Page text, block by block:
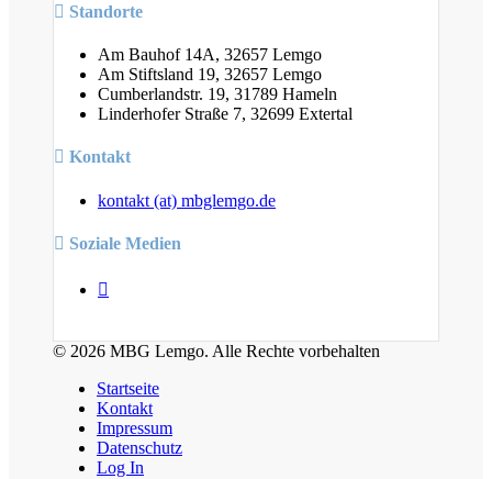
Standorte
Am Bauhof 14A, 32657 Lemgo
Am Stiftsland 19, 32657 Lemgo
Cumberlandstr. 19, 31789 Hameln
Linderhofer Straße 7, 32699 Extertal
Kontakt
kontakt (at) mbglemgo.de
Soziale Medien
© 2026 MBG Lemgo. Alle Rechte vorbehalten
Startseite
Kontakt
Impressum
Datenschutz
Log In